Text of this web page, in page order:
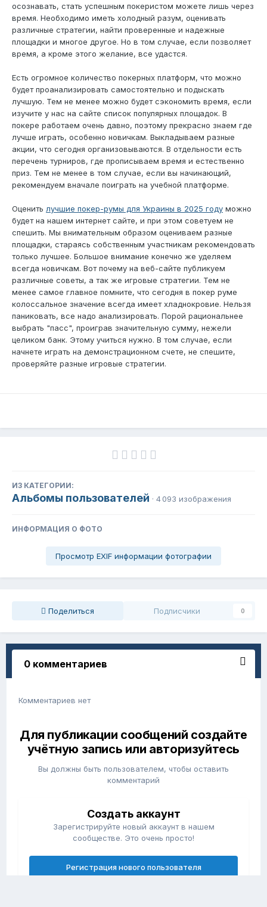
осознавать, стать успешным покеристом можете лишь через
время. Необходимо иметь холодный разум, оценивать
различные стратегии, найти проверенные и надежные
площадки и многое другое. Но в том случае, если позволяет
время, а кроме этого желание, все удастся.
Есть огромное количество покерных платформ, что можно
будет проанализировать самостоятельно и подыскать
лучшую. Тем не менее можно будет сэкономить время, если
изучите у нас на сайте список популярных площадок. В
покере работаем очень давно, поэтому прекрасно знаем где
лучше играть, особенно новичкам. Выкладываем разные
акции, что сегодня организовываются. В отдельности есть
перечень турниров, где прописываем время и естественно
приз. Тем не менее в том случае, если вы начинающий,
рекомендуем вначале поиграть на учебной платформе.
Оценить лучшие покер-румы для Украины в 2025 году можно
будет на нашем интернет сайте, и при этом советуем не
спешить. Мы внимательным образом оцениваем разные
площадки, стараясь собственным участникам рекомендовать
только лучшее. Большое внимание конечно же уделяем
всегда новичкам. Вот почему на веб-сайте публикуем
различные советы, а так же игровые стратегии. Тем не
менее самое главное помните, что сегодня в покер руме
колоссальное значение всегда имеет хладнокровие. Нельзя
паниковать, все надо анализировать. Порой рациональнее
выбрать "пасс", проиграв значительную сумму, нежели
целиком банк. Этому учиться нужно. В том случае, если
начнете играть на демонстрационном счете, не спешите,
проверяйте разные игровые стратегии.
ИЗ КАТЕГОРИИ:
Альбомы пользователей · 4 093 изображения
ИНФОРМАЦИЯ О ФОТО
Просмотр EXIF информации фотографии
Поделиться Подписчики 0
0 комментариев
Комментариев нет
Для публикации сообщений создайте
учётную запись или авторизуйтесь
Вы должны быть пользователем, чтобы оставить
комментарий
Создать аккаунт
Зарегистрируйте новый аккаунт в нашем
сообществе. Это очень просто!
Регистрация нового пользователя